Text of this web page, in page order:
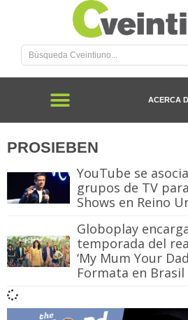
ACERCA
PROSIEBEN
YouTube se
grupos de TV
Shows en Reino
Globoplay
temporada del
‘My Mum Your
Formata en Brasil